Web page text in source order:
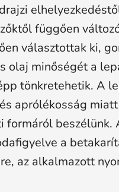
függően
választottak ki,
olaj minőségét a
tönkretehetik. A
aprólékosság
formáról beszélünk.
a
az alkalmazott